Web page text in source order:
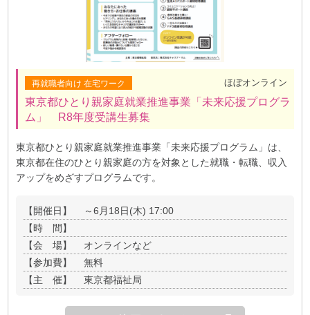
再就職者向け 在宅ワーク ほぼオンライン
東京都ひとり親家庭就業推進事業「未来応援プログラ
ム」 R8年度受講生募集
東京都ひとり親家庭就業推進事業「未来応援プログラム」は、
東京都在住のひとり親家庭の方を対象とした就職・転職、収入
アップをめざすプログラムです。
【開催日】
～6月18日(木) 17:00
【時 間】
【会 場】
オンラインなど
【参加費】
無料
【主 催】
東京都福祉局